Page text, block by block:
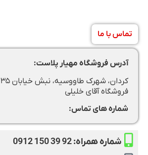
تماس با ما
آدرس فروشگاه مهیار پلاست:
کردان، شهرک طاووسیه، نبش خیابان ۳۵
فروشگاه آقای خلیلی
شماره های تماس:
شماره همراه: 92 39 150 0912